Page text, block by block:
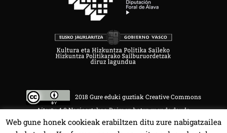
2018 Gure eduki guztiak Creative Commons
Aitortu 4.0 Nazioartekoa Baimen baten mende daude.
Web gune honek cookieak erabiltzen ditu zure nabigatzailea